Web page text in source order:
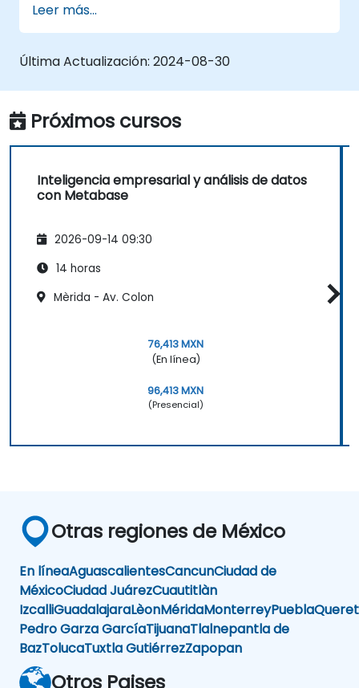
Utilizar las funciones y herramientas de
Metabase para escribir consultas SQL.
Construir gráficos analíticos y tableros
el negocio.
Conocer las mejores prácticas y consejos
para usar Metabase y resolver
problemas comunes.
Leer más...
Última Actualización: 2024-08-30
Próximos cursos
Inteligencia empresarial y análisis de datos
con Metabase
2026-09-14 09:30
14 horas
Mèrida - Av. Colon
76,413 MXN
(En línea)
96,413 MXN
(Presencial)
Otras regiones de México
En líneaAguascalientesCancunCiudad de
MéxicoCiudad JuárezCuautitlàn
IzcalliGuadalajaraLèonMéridaMonterreyPuebla
Pedro Garza GarcíaTijuanaTlalnepantla de
BazTolucaTuxtla GutiérrezZapopan
Otros Paises